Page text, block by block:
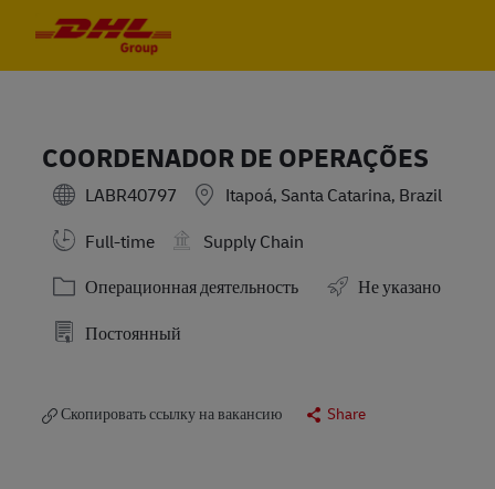
COORDENADOR DE OPERAÇÕES
LABR40797
Itapoá, Santa Catarina, Brazil
Full-time
Supply Chain
Категория
Операционная деятельность
Не указано
Постоянный
Скопировать ссылку на вакансию Share